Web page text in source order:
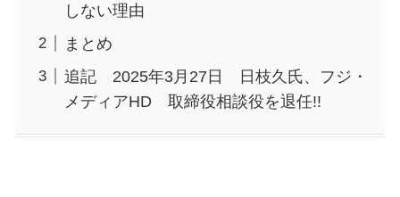
しない理由
まとめ
追記 2025年3月27日 日枝久氏、フジ・
メディアHD 取締役相談役を退任!!